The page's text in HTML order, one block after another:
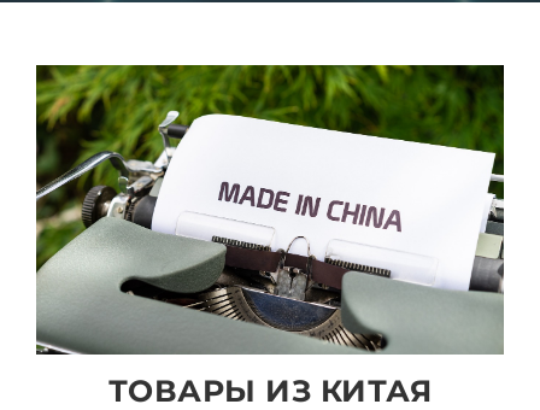
ТОВАРЫ ИЗ КИТАЯ